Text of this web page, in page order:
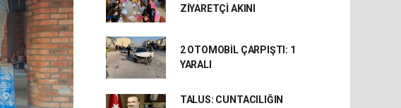
ZİYARETÇİ AKINI
2 OTOMOBİL ÇARPIŞTI: 1
YARALI
TALUS: CUNTACILIĞIN